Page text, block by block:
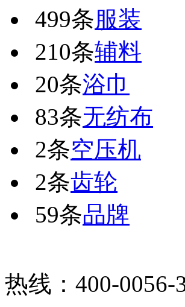
499条服装
210条辅料
20条浴巾
83条无纺布
2条空压机
2条齿轮
59条品牌
热线：400-0056-